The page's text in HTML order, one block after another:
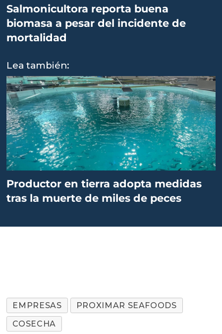
Salmonicultora reporta buena
biomasa a pesar del incidente de
mortalidad
Lea también:
Productor en tierra adopta medidas
tras la muerte de miles de peces
EMPRESAS
PROXIMAR SEAFOODS
COSECHA